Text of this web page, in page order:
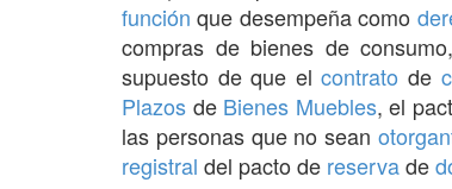
función que desempeña como
compras de bienes de
supuesto de que elcontrato de
Plazos de Bienes Muebles, el
las personas que no sean
registral del pacto de reservade